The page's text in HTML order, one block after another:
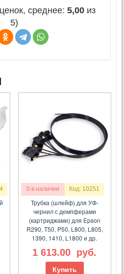
среднее: 5,00 из
5)
0 в наличии Код: 10251
Трубка (шлейф) для УФ-
чернил с демпферами
(картриджами) для Epson
R290, T50, P50, L800, L805,
1390, 1410, L1800 и др.
1 613.00 руб.
Купить